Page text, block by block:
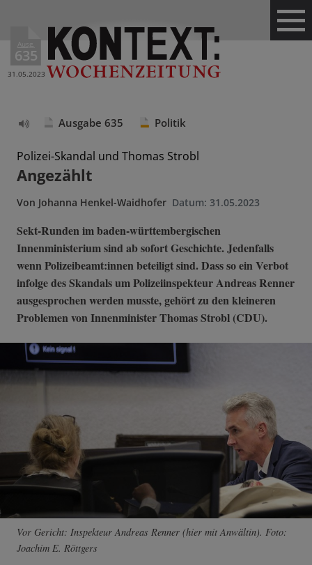
Ausg.
635
31.05.2023
vorlesen
Ausgabe 635 Politik
Polizei-Skandal und Thomas Strobl
Angezählt
Von Johanna Henkel-Waidhofer Datum: 31.05.2023
Sekt-Runden im baden-württembergischen
Innenministerium sind ab sofort Geschichte. Jedenfalls
wenn Polizeibeamt:innen beteiligt sind. Dass so ein Verbot
infolge des Skandals um Polizeiinspekteur Andreas Renner
ausgesprochen werden musste, gehört zu den kleineren
Problemen von Innenminister Thomas Strobl (CDU).
Vor Gericht: Inspekteur Andreas Renner (hier mit Anwältin). Foto:
Joachim E. Röttgers